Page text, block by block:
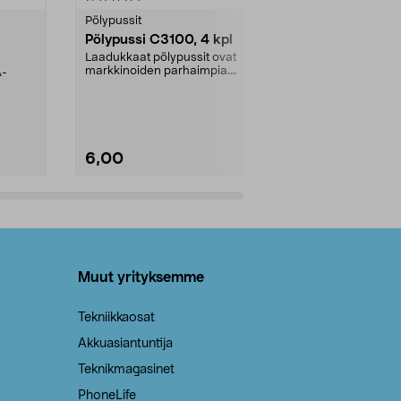
Pölypussit
Pölypussi C3100, 4 kpl
Laadukkaat pölypussit ovat
markkinoiden parhaimpia.
6,00
Muut yrityksemme
Tekniikkaosat
Akkuasiantuntija
Teknikmagasinet
PhoneLife